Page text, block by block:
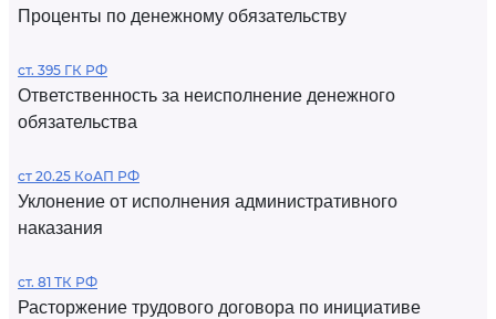
Проценты по денежному обязательству
ст. 395 ГК РФ
Ответственность за неисполнение денежного
обязательства
ст 20.25 КоАП РФ
Уклонение от исполнения административного
наказания
ст. 81 ТК РФ
Расторжение трудового договора по инициативе